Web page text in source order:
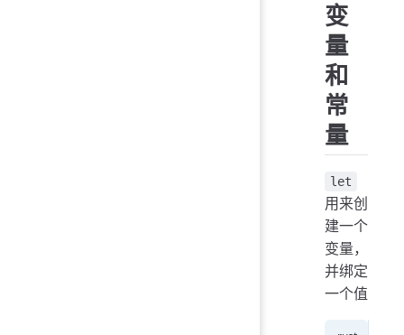
变
量
和
常
量
let
用来创
建一个
变量，
并绑定
一个值